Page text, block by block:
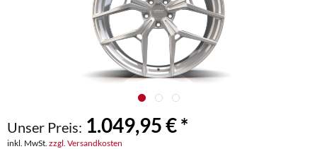
Unser Preis: 1.049,95 € *
inkl. MwSt. zzgl. Versandkosten